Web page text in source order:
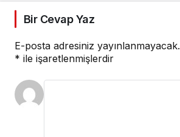
Bir Cevap Yaz
E-posta adresiniz yayınlanmayacak.
* ile işaretlenmişlerdir